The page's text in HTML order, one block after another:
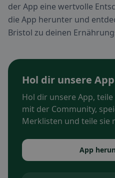
der App eine wertvolle
die App herunter und
Bristol zu deinen
Hol dir unsere App
Hol dir unsere App,
mit der Community,
Merklisten und teile sie
App